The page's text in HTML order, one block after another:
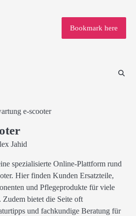
Bookmark here
e-scooter
Jahid
spezialisierte Online-Plattform rund
Hier finden Kunden Ersatzteile,
und Pflegeprodukte für viele
bietet die Seite oft
und fachkundige Beratung für